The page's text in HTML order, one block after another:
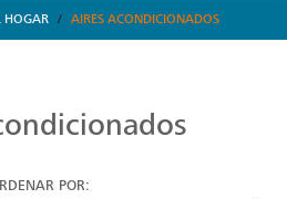
HOGAR AIRES ACONDICIONADOS
POR: